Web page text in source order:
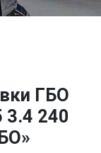
ГБО
3.4 240